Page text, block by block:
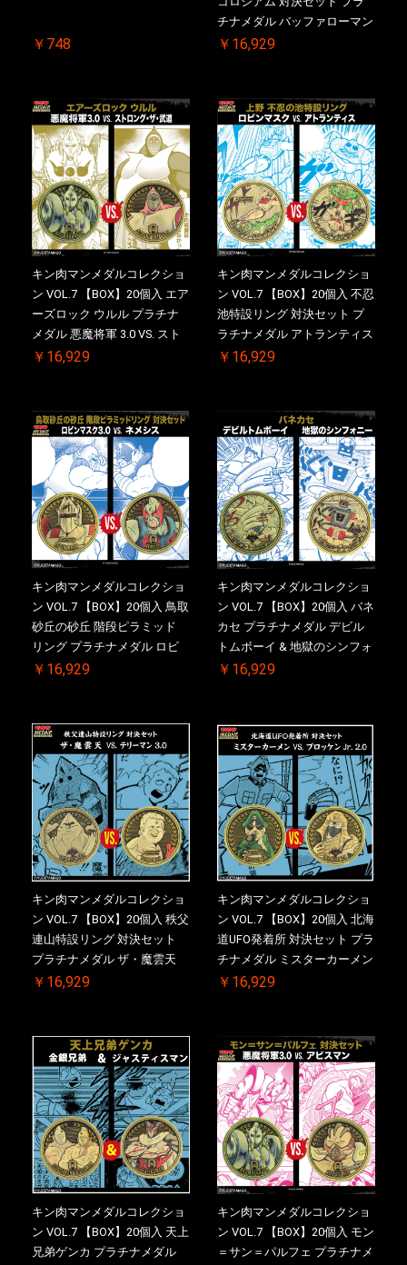
￥748
チナメダル バッファローマン
2.0 顎髭 Ver. VS. 光の矢 初回
メダル(非売品)付
￥16,929
キン肉マンメダルコレクショ
ン VOL.7 【BOX】20個入 エア
ーズロック ウルル プラチナ
メダル 悪魔将軍 3.0 VS. スト
ロング・ザ・武道 初回シリア
売品)付
￥16,929
キン肉マンメダルコレクショ
ン VOL.7 【BOX】20個入 不忍
池特設リング 対決セット プ
ラチナメダル アトランティス
ドライバー VS.ネックカット
特典 】KIN(金)肉メダル(非売
品)付
￥16,929
キン肉マンメダルコレクショ
ン VOL.7 【BOX】20個入 鳥取
砂丘の砂丘 階段ピラミッド
リング プラチナメダル ロビ
ンマスク VS.ネメシス 初回シ
ル(非売品)付
￥16,929
キン肉マンメダルコレクショ
ン VOL.7 【BOX】20個入 バネ
カセ プラチナメダル デビル
トムボーイ & 地獄のシンフォ
ニー 初回シリアルNO.入 ケー
￥16,929
キン肉マンメダルコレクショ
ン VOL.7 【BOX】20個入 秩父
連山特設リング 対決セット
プラチナメダル ザ・魔雲天
VS. テリーマン 3.0 初回シリア
売品)付
￥16,929
キン肉マンメダルコレクショ
ン VOL.7 【BOX】20個入 北海
道UFO発着所 対決セット プラ
チナメダル ミスターカーメン
VS. ブロッケン Jr. 2.0 初回シ
ル(非売品)付
￥16,929
キン肉マンメダルコレクショ
ン VOL.7 【BOX】20個入 天上
兄弟ゲンカ プラチナメダル
キン肉マンメダルコレクショ
ン VOL.7 【BOX】20個入 モン
＝サン＝パルフェ プラチナメ